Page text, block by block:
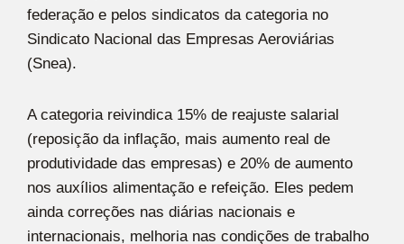
federação e pelos sindicatos da categoria no
Sindicato Nacional das Empresas Aeroviárias
(Snea).
A categoria reivindica 15% de reajuste salarial
(reposição da inflação, mais aumento real de
produtividade das empresas) e 20% de aumento
nos auxílios alimentação e refeição. Eles pedem
ainda correções nas diárias nacionais e
internacionais, melhoria nas condições de trabalho